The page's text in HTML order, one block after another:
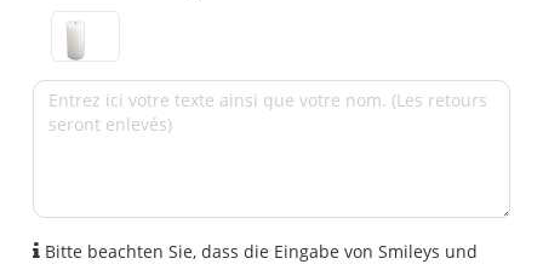
Bitte beachten Sie, dass die Eingabe von Smileys und